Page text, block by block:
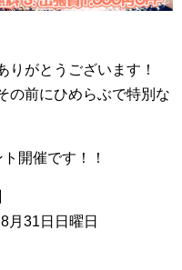
りがとうございます！
の前にひめらぶで特別な
開催です！！
月31日日曜日